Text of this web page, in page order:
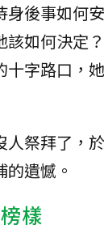
後事如何
如何決定
字路口，
祭拜了，
遺憾。
樣